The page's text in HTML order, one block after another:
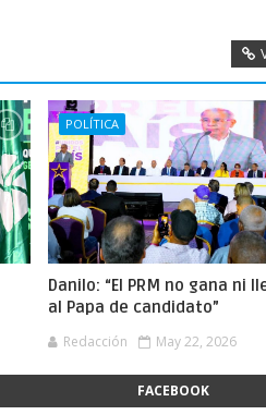
POLÍTICA
Danilo: “El PRM no gana ni
al Papa de candidato”
Redacción May 22, 2026
FACEBOOK